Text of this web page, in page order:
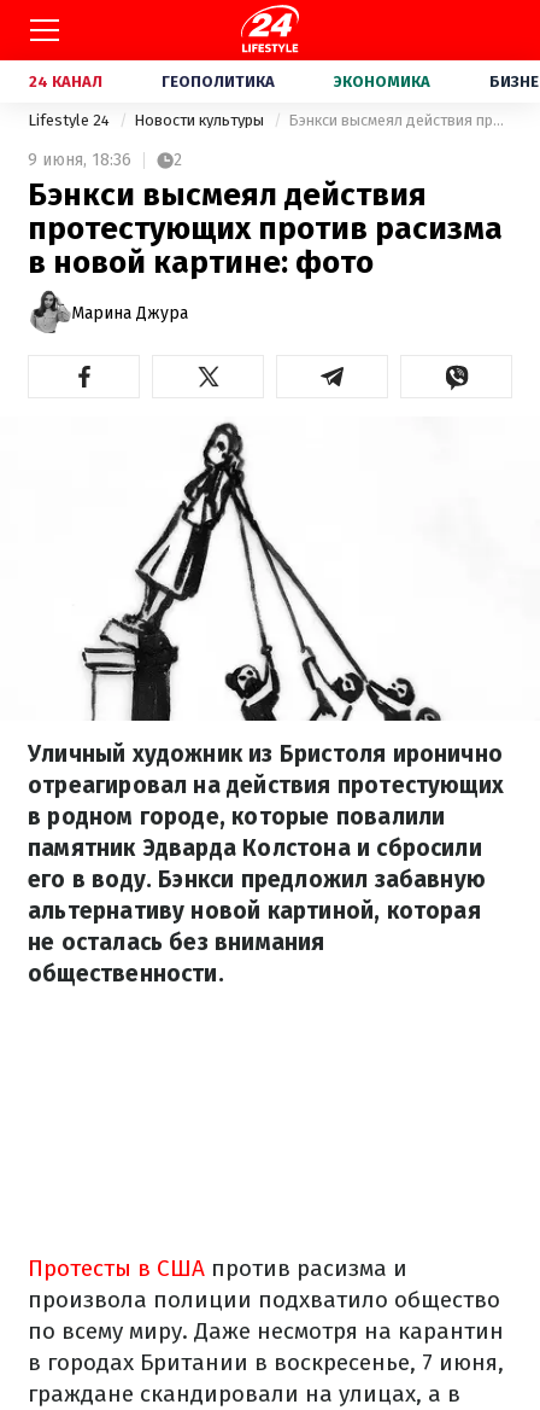
24 КАНАЛ ГЕОПОЛИТИКА ЭКОНОМИКА
Lifestyle 24 Новости культуры Бэнкси высмеял действия протестующих против расизма в новой картине: фото
9 июня, 18:36 2
Бэнкси высмеял действия
протестующих против расизма
в новой картине: фото
Марина Джура
Уличный художник из Бристоля иронично
отреагировал на действия протестующих
в родном городе, которые повалили
памятник Эдварда Колстона и сбросили
его в воду. Бэнкси предложил забавную
альтернативу новой картиной, которая
не осталась без внимания
общественности.
Протесты в США против расизма и
произвола полиции подхватило общество
по всему миру. Даже несмотря на карантин
в городах Британии в воскресенье, 7 июня,
граждане скандировали на улицах, а в